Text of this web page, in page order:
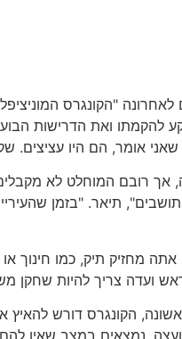
"הקונגרס
להקמתו ואת הדרישות
הם היו עציצים.
מקומיות בישראל פועלים כיום
תושבים", תיאר. "בזמן
מחזיק תיק, כמו
ועדה צריך להיות שחקן
הקונגרס דורש להאיץ